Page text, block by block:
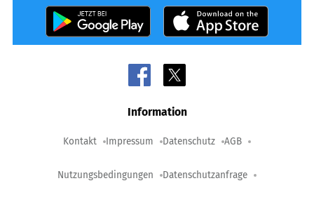
Information
Kontakt Impressum Datenschutz AGB
Nutzungsbedingungen Datenschutzanfrage